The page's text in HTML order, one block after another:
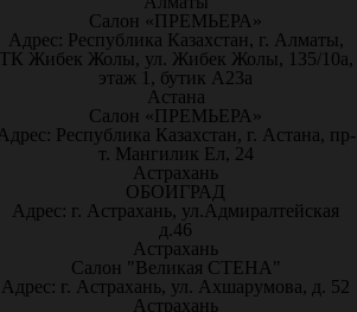
Салон «ПРЕМЬЕРА»
Адрес: Республика Казахстан, г. Алматы,
Жибек Жолы, ул. Жибек Жолы, 135/10а,
этаж 1, бутик А23а
Астана
Салон «ПРЕМЬЕРА»
Республика Казахстан, г. Астана, пр-
т. Мангилик Ел, 24
Астрахань
ОБОИГРАД
Адрес: г. Астрахань, ул.Адмиралтейская
д.46
Астрахань
Салон "Великая СТЕНА"
Адрес: г. Астрахань, ул. Ахшарумова, д. 52
Астрахань